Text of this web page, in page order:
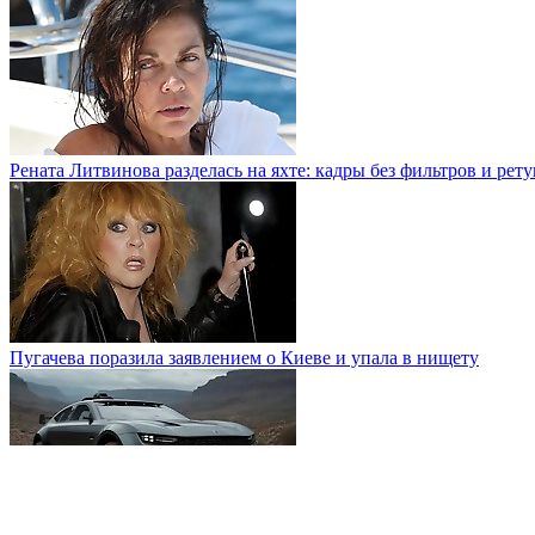
Рената Литвинова разделась на яхте: кадры без фильтров и
Пугачева поразила заявлением о Киеве и упала в нищету